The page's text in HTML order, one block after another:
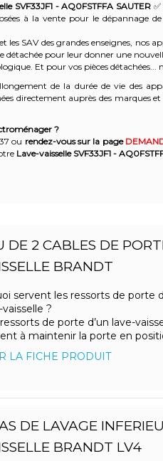
SVF33JF1 - AQ0FSTFFA SAUTER
à la vente pour le dépannage
les SAV des grandes enseignes, nos
détachée pour leur donner une
Et pour vos pièces détachées...
de la durée de vie des
directement auprès des marques
?
ou rendez-vous sur la page
Lave-vaisselle SVF33JF1 -
DE 2 CABLES DE
BRANDT
servent les ressorts de porte
?
de porte d’un lave-
à maintenir la porte en
LA FICHE PRODUIT
DE LAVAGE
BRANDT LV4